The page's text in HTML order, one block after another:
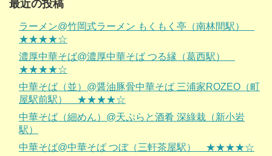
最近の投稿
ラーメン@竹岡式ラーメン もくもく亭（南林間駅）
★★★★☆
濃厚中華そば@濃厚中華そば つる縁（葛西駅）
★★★★☆
中華そば（並）@醤油豚骨中華そば 三浦家ROZEO（町
屋駅前駅） ★★★★☆
中華そば（細めん）@天ぷらと酒肴 深綠栽（新小岩
駅）
中華そば@中華そば つぼ（三軒茶屋駅） ★★★★☆